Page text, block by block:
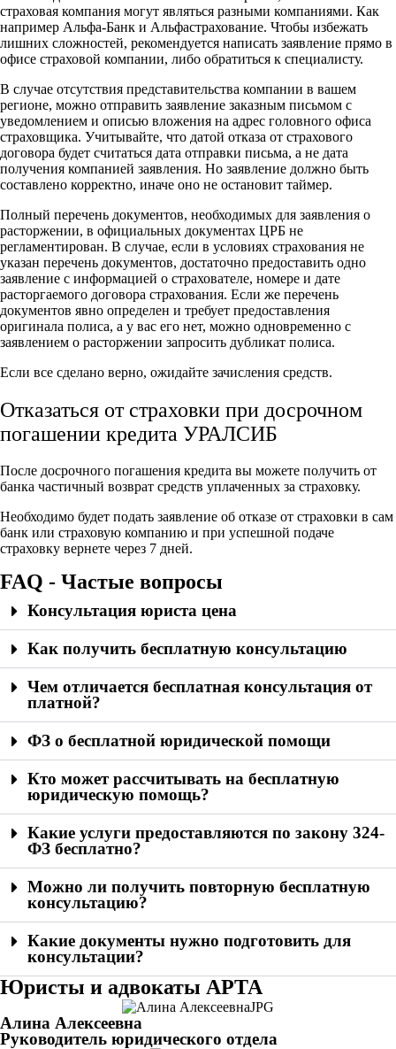
страховая компания могут являться разными компаниями. Как
например Альфа-Банк и Альфастрахование. Чтобы избежать
лишних сложностей, рекомендуется написать заявление прямо в
офисе страховой компании, либо обратиться к специалисту.
В случае отсутствия представительства компании в вашем
регионе, можно отправить заявление заказным письмом с
уведомлением и описью вложения на адрес головного офиса
страховщика. Учитывайте, что датой отказа от страхового
договора будет считаться дата отправки письма, а не дата
получения компанией заявления. Но заявление должно быть
составлено корректно, иначе оно не остановит таймер.
Полный перечень документов, необходимых для заявления о
расторжении, в официальных документах ЦРБ не
регламентирован. В случае, если в условиях страхования не
указан перечень документов, достаточно предоставить одно
заявление с информацией о страхователе, номере и дате
расторгаемого договора страхования. Если же перечень
документов явно определен и требует предоставления
оригинала полиса, а у вас его нет, можно одновременно с
заявлением о расторжении запросить дубликат полиса.
Если все сделано верно, ожидайте зачисления средств.
Отказаться от страховки при досрочном
погашении кредита УРАЛСИБ
После досрочного погашения кредита вы можете получить от
банка частичный возврат средств уплаченных за страховку.
Необходимо будет подать заявление об отказе от страховки в сам
банк или страховую компанию и при успешной подаче
страховку вернете через 7 дней.
FAQ - Частые вопросы
Консультация юриста цена
Как получить бесплатную консультацию
Чем отличается бесплатная консультация от
платной?
ФЗ о бесплатной юридической помощи
Кто может рассчитывать на бесплатную
юридическую помощь?
Какие услуги предоставляются по закону 324-
ФЗ бесплатно?
Можно ли получить повторную бесплатную
консультацию?
Какие документы нужно подготовить для
консультации?
Юристы и адвокаты АРТА
Алина Алексеевна
Руководитель юридического отдела